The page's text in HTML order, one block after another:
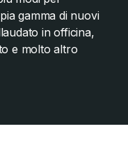
gamma di nuovi
in officina,
e molto altro